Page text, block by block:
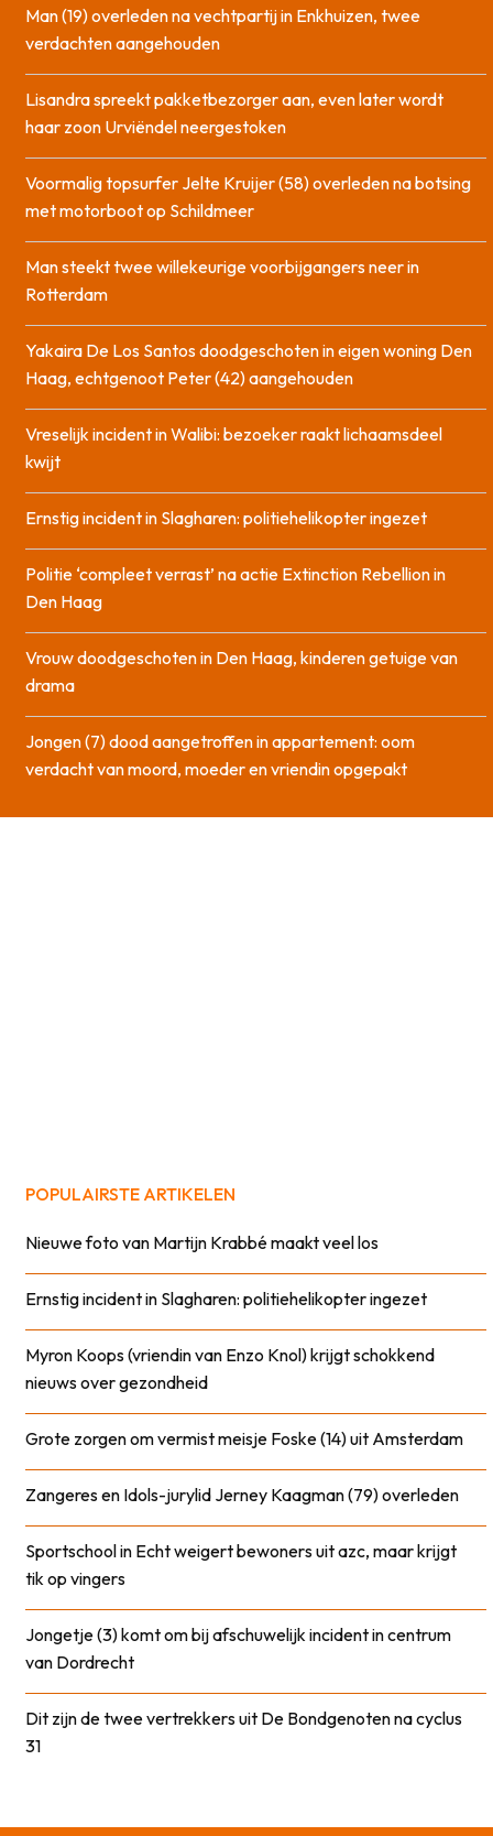
Man (19) overleden na vechtpartij in Enkhuizen, twee
verdachten aangehouden
Lisandra spreekt pakketbezorger aan, even later wordt
haar zoon Urviëndel neergestoken
Voormalig topsurfer Jelte Kruijer (58) overleden na botsing
met motorboot op Schildmeer
Man steekt twee willekeurige voorbijgangers neer in
Rotterdam
Yakaira De Los Santos doodgeschoten in eigen woning Den
Haag, echtgenoot Peter (42) aangehouden
Vreselijk incident in Walibi: bezoeker raakt lichaamsdeel
kwijt
Ernstig incident in Slagharen: politiehelikopter ingezet
Politie ‘compleet verrast’ na actie Extinction Rebellion in
Den Haag
Vrouw doodgeschoten in Den Haag, kinderen getuige van
drama
Jongen (7) dood aangetroffen in appartement: oom
verdacht van moord, moeder en vriendin opgepakt
POPULAIRSTE ARTIKELEN
Nieuwe foto van Martijn Krabbé maakt veel los
Ernstig incident in Slagharen: politiehelikopter ingezet
Myron Koops (vriendin van Enzo Knol) krijgt schokkend
nieuws over gezondheid
Grote zorgen om vermist meisje Foske (14) uit Amsterdam
Zangeres en Idols-jurylid Jerney Kaagman (79) overleden
Sportschool in Echt weigert bewoners uit azc, maar krijgt
tik op vingers
Jongetje (3) komt om bij afschuwelijk incident in centrum
van Dordrecht
Dit zijn de twee vertrekkers uit De Bondgenoten na cyclus
31